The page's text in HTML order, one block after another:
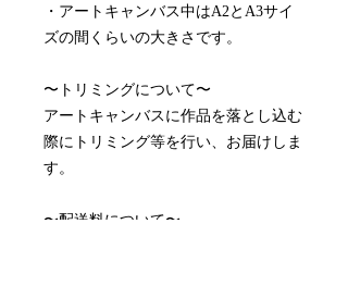
・アートキャンバス中はA2とA3サイ
ズの間くらいの大きさです。
〜トリミングについて〜
アートキャンバスに作品を落とし込む
際にトリミング等を行い、お届けしま
す。
〜配送料について〜